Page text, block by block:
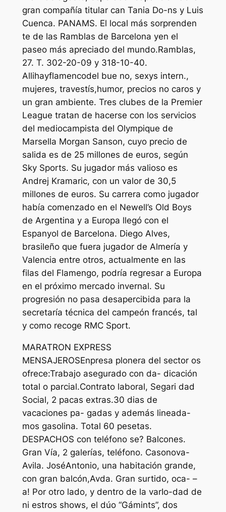
gran compañía titular can Tania Do-ns y Luis
Cuenca. PANAMS. El local más sorprenden
te de las Ramblas de Barcelona yen el
paseo más apreciado del mundo.Ramblas,
27. T. 302-20-09 y 318-10-40.
Allihayflamencodel bue no, sexys intern.,
mujeres, travestís,humor, precios no caros y
un gran ambiente. Tres clubes de la Premier
League tratan de hacerse con los servicios
del mediocampista del Olympique de
Marsella Morgan Sanson, cuyo precio de
salida es de 25 millones de euros, según
Sky Sports. Su jugador más valioso es
Andrej Kramaric, con un valor de 30,5
millones de euros. Su carrera como jugador
había comenzado en el Newell’s Old Boys
de Argentina y a Europa llegó con el
Espanyol de Barcelona. Diego Alves,
brasileño que fuera jugador de Almería y
Valencia entre otros, actualmente en las
filas del Flamengo, podría regresar a Europa
en el próximo mercado invernal. Su
progresión no pasa desapercibida para la
secretaría técnica del campeón francés, tal
y como recoge RMC Sport.
MARATRON EXPRESS
MENSAJEROSEnpresa plonera del sector os
ofrece:Trabajo asegurado con da- dicación
total o parcial.Contrato laboral, Segari dad
Social, 2 pacas extras.30 dias de
vacaciones pa- gadas y además lineada-
mos gasolina. Total 60 pesetas.
DESPACHOS con teléfono se? Balcones.
Gran Vía, 2 galerías, teléfono. Casonova-
Avila. JoséAntonio, una habitación grande,
con gran balcón,Avda. Gran surtido, oca- –
a! Por otro lado, y dentro de la varIo-dad de
ni estros shows, el dúo “Gámints”, dos